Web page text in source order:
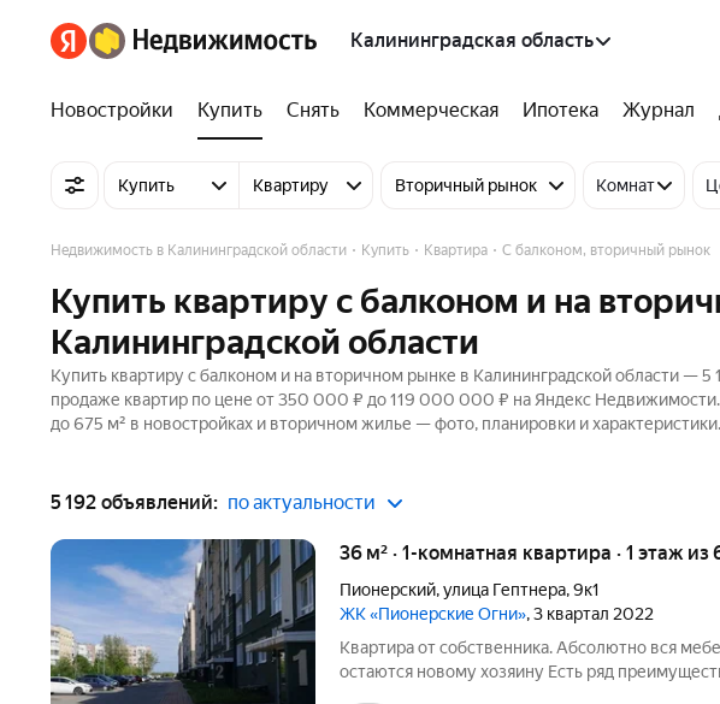
Калининградская область
Новостройки Купить Снять Коммерческая Ипотека Журнал
Купить Квартиру Вторичный рынок Комнат
Недвижимость в Калининградской области Купить Квартира С балконом, вторичный рынок
Купить квартиру с балконом и на
Калининградской области
Купить квартиру с балконом и на вторичном рынке в Калининградской области — 5
продаже квартир по цене от 350 000 ₽ до 119 000 000 ₽ на Яндекс
до 675 м² в новостройках и вторичном жилье — фото, планировки и характеристики.
5 192 объявлений: по актуальности
36 м² · 1-комнатная квартира · 1 этаж из
Пионерский,улица Гептнера,9к1
ЖК «Пионерские Огни», 3 квартал 2022
Квартира от собственника. Абсолютно вся
остаются новому хозяину Есть ряд